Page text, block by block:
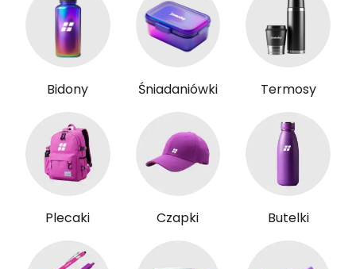
Bidony Śniadaniówki Termosy
Plecaki Czapki Butelki